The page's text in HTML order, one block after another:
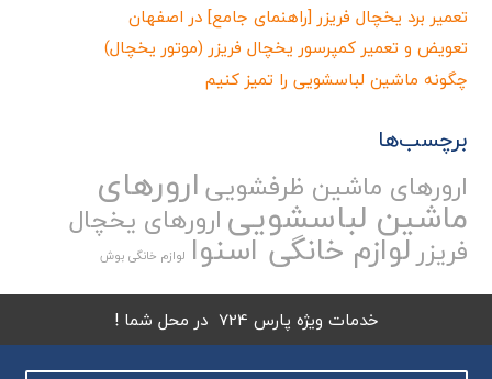
تعمیر برد یخچال فریزر [راهنمای جامع] در اصفهان
تعویض و تعمیر کمپرسور یخچال فریزر (موتور یخچال)
چگونه ماشین لباسشویی را تمیز کنیم
برچسب‌ها
ارورهای ماشین ظرفشوییارورهای
ماشین لباسشوییارورهای یخچال
فریزر لوازم خانگی اسنوا لوازم خانگی بوش
خدمات ویژه پارس 724 در محل شما !